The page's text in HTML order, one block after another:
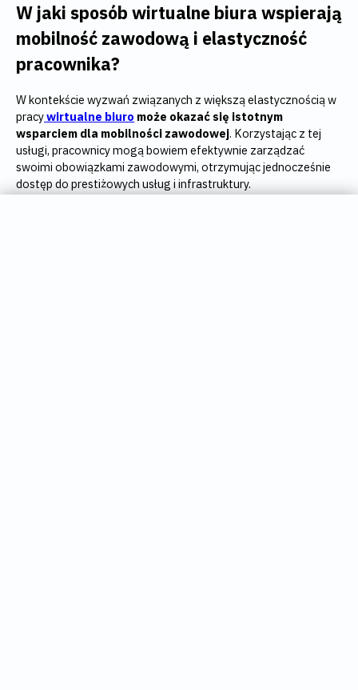
W jaki sposób wirtualne biura wspierają
mobilność zawodową i elastyczność
pracownika?
W kontekście wyzwań związanych z większą elastycznością w
pracywirtualne biuro może okazać się istotnym
wsparciem dla mobilności zawodowej. Korzystając z tej
usługi, pracownicy mogą bowiem efektywnie zarządzać
swoimi obowiązkami zawodowymi, otrzymując jednocześnie
dostęp do prestiżowych usług i infrastruktury.